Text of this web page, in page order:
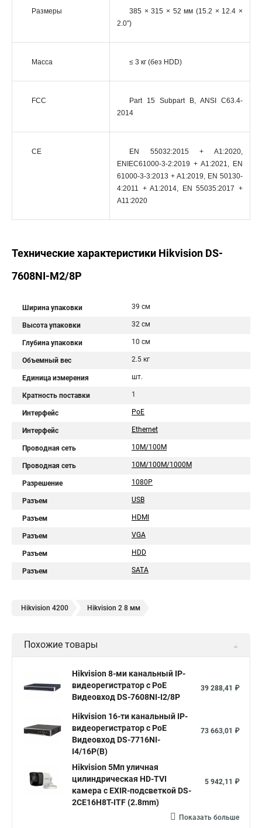
Размеры
385 × 315 × 52 мм (15.2 × 12.4 ×
2.0″)
Масса ≤ 3 кг (без HDD)
FCC
Part 15 Subpart B, ANSI C63.4-
2014
CE
EN 55032:2015 + A1:2020,
ENIEC61000-3-2:2019 + A1:2021, EN
61000-3-3:2013 + A1:2019, EN 50130-
4:2011 + A1:2014, EN 55035:2017 +
A11:2020
Технические характеристики Hikvision DS-
7608NI-M2/8P
Ширина упаковки 39 см
Высота упаковки 32 см
Глубина упаковки 10 см
Объемный вес 2.5 кг
Единица измерения шт.
Кратность поставки 1
Интерфейс PoE
Интерфейс Ethernet
Проводная сеть 10M/100M
Проводная сеть 10M/100M/1000M
Разрешение 1080Р
Разъем USB
Разъем HDMI
Разъем VGA
Разъем HDD
Разъем SATA
Hikvision 4200 Hikvision 2 8 мм
Похожие товары
Hikvision 8-ми канальный IP-
видеорегистратор c PoE
Видеовход DS-7608NI-I2/8P
39 288,41 ₽
Hikvision 16-ти канальный IP-
видеорегистратор c PoE
Видеовход DS-7716NI-
I4/16P(B)
73 663,01 ₽
Hikvision 5Мп уличная
цилиндрическая HD-TVI
камера с EXIR-подсветкой DS-
2CE16H8T-ITF (2.8mm)
5 942,11 ₽
Показать больше